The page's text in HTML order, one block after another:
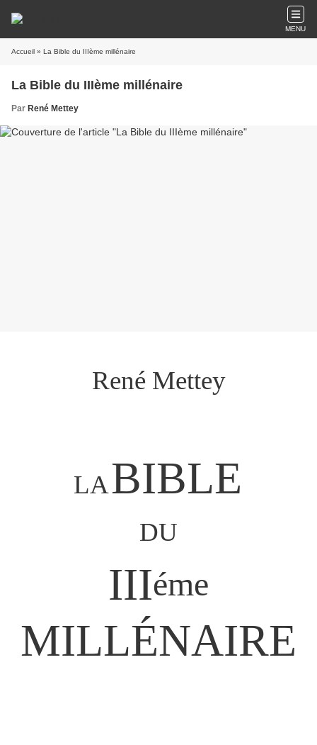
MENU
Accueil » La Bible du IIIème millénaire
La Bible du IIIème millénaire
Par René Mettey
René Mettey
LABIBLE
DU
IIIéme
MILLÉNAIRE